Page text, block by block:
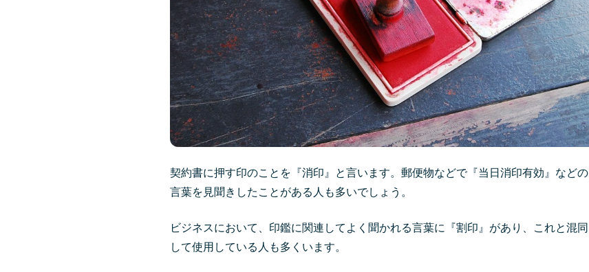
契約書に押す印のことを『消印』と言います。郵便物などで『当日消印有効』などの
言葉を見聞きしたことがある人も多いでしょう。
ビジネスにおいて、印鑑に関連してよく聞かれる言葉に『割印』があり、これと混同
して使用している人も多くいます。